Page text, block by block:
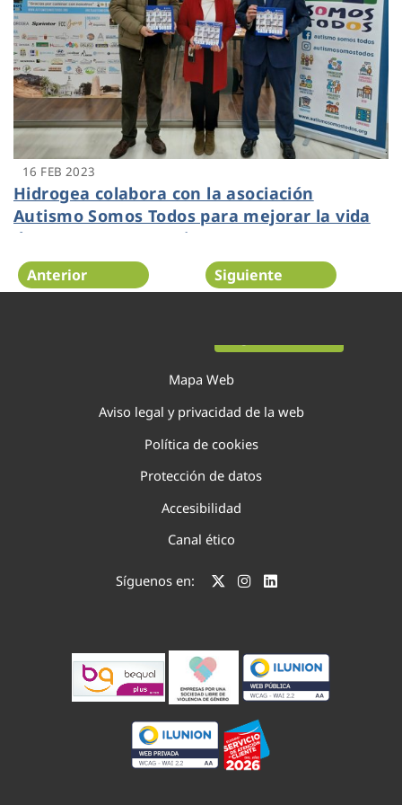
16 FEB 2023
Hidrogea colabora con la asociación
Autismo Somos Todos para mejorar la vida
de personas con autismo
Anterior Siguiente
Mapa Web
Aviso legal y privacidad de la web
Política de cookies
Protección de datos
Accesibilidad
Canal ético
Síguenos en: